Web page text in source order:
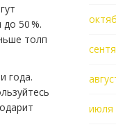
50 %.
толп
года.
июля